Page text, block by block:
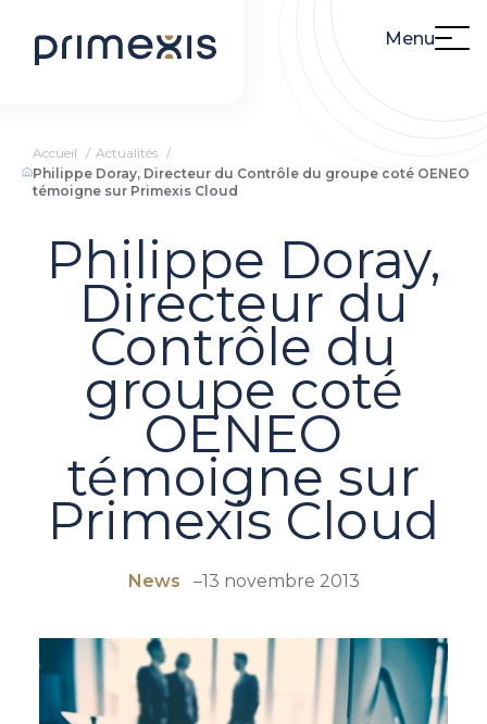
Menu
Accueil
Actualités
Philippe Doray, Directeur du Contrôle du groupe coté OENEO
témoigne sur Primexis Cloud
Philippe Doray,
Directeur du
Contrôle du
groupe coté
OENEO
témoigne sur
Primexis Cloud
News –13 novembre 2013